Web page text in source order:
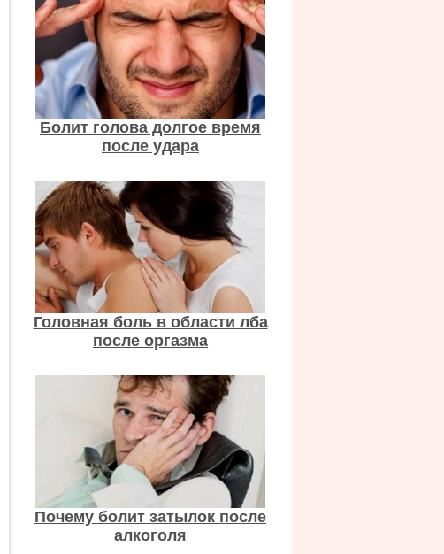
Болит голова долгое время
после удара
Головная боль в области лба
после оргазма
Почему болит затылок после
алкоголя